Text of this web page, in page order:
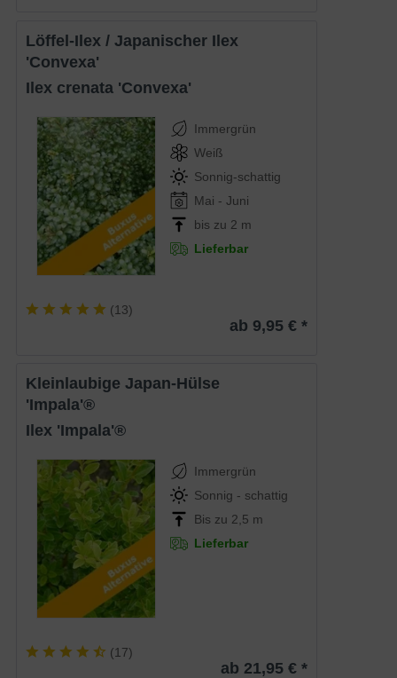
Löffel-Ilex / Japanischer Ilex
'Convexa'
Ilex crenata 'Convexa'
Immergrün
Weiß
Sonnig-schattig
Mai - Juni
bis zu 2 m
Lieferbar
(13)
ab 9,95 € *
Kleinlaubige Japan-Hülse
'Impala'®
Ilex 'Impala'®
Immergrün
Sonnig - schattig
Bis zu 2,5 m
Lieferbar
(17)
ab 21,95 € *